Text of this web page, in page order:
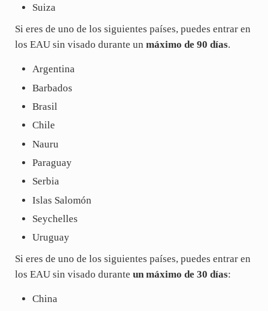
Suiza
Si eres de uno de los siguientes países, puedes entrar en
los EAU sin visado durante un máximo de 90 días.
Argentina
Barbados
Brasil
Chile
Nauru
Paraguay
Serbia
Islas Salomón
Seychelles
Uruguay
Si eres de uno de los siguientes países, puedes entrar en
los EAU sin visado durante un máximo de 30 días:
China